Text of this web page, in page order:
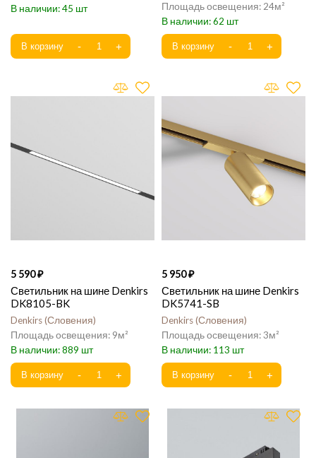
45
24
62
5 590
Светильник на шине Denkirs
DK8105-BK
Denkirs Словения
9
889
5 950
Светильник на шине Denkirs
DK5741-SB
Denkirs Словения
3
113